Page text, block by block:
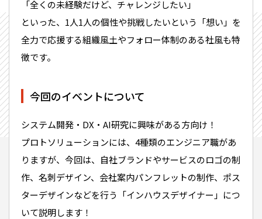
「全くの未経験だけど、チャレンジしたい」
といった、1人1人の個性や挑戦したいという「想い」を
全力で応援する組織風土やフォロー体制のある社風も特
徴です。
今回のイベントについて
システム開発・DX・AI研究に興味がある方向け！
プロトソリューションには、4種類のエンジニア職があ
りますが、今回は、自社ブランドやサービスのロゴの制
作、名刺デザイン、会社案内パンフレットの制作、ポス
ターデザインなどを行う「インハウスデザイナー」につ
いて説明します！